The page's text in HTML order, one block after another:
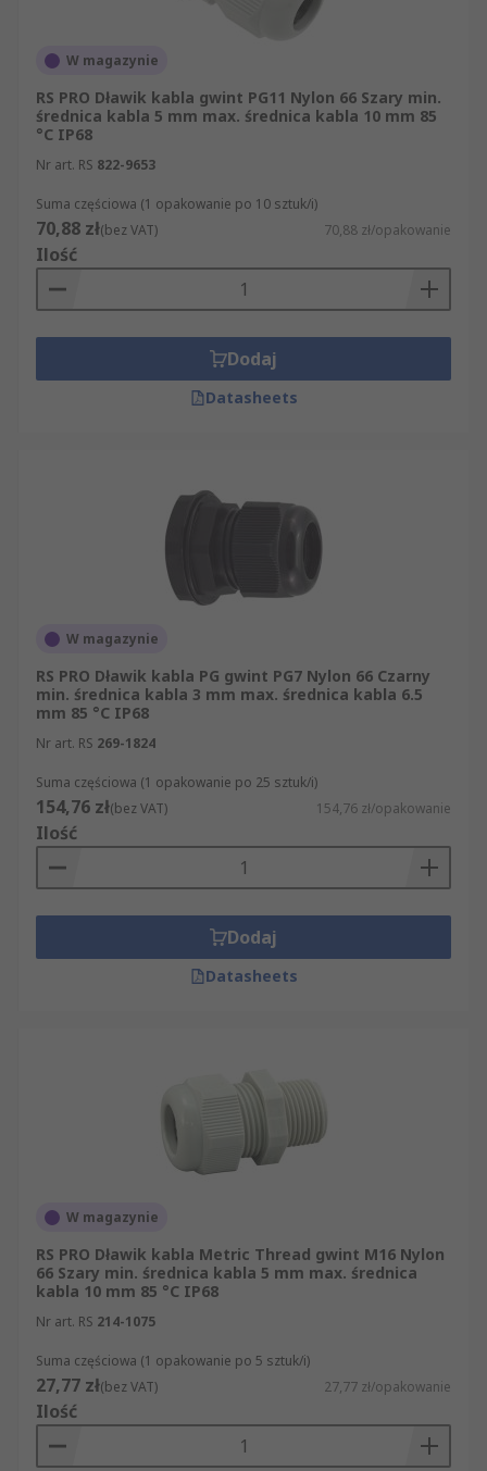
W magazynie
RS PRO Dławik kabla gwint PG11 Nylon 66 Szary min.
średnica kabla 5 mm max. średnica kabla 10 mm 85
°C IP68
Nr art. RS 822-9653
Suma częściowa (1 opakowanie po 10 sztuk/i)
70,88 zł(bez VAT) 70,88 zł/opakowanie
Ilość
Dodaj
Datasheets
W magazynie
RS PRO Dławik kabla PG gwint PG7 Nylon 66 Czarny
min. średnica kabla 3 mm max. średnica kabla 6.5
mm 85 °C IP68
Nr art. RS 269-1824
Suma częściowa (1 opakowanie po 25 sztuk/i)
154,76 zł(bez VAT) 154,76 zł/opakowanie
Ilość
Dodaj
Datasheets
W magazynie
RS PRO Dławik kabla Metric Thread gwint M16 Nylon
66 Szary min. średnica kabla 5 mm max. średnica
kabla 10 mm 85 °C IP68
Nr art. RS 214-1075
Suma częściowa (1 opakowanie po 5 sztuk/i)
27,77 zł(bez VAT) 27,77 zł/opakowanie
Ilość